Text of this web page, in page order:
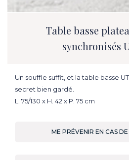
Table basse
synchronisés
Un souffle suffit, et la table basse
secret bien gardé.
L. 75/130 x H. 42 x P. 75 cm
ME PRÉVENIR EN CAS